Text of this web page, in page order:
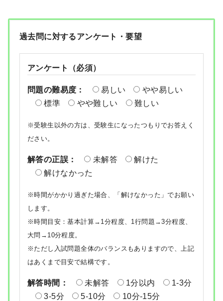
過去問に対するアンケート・要望
アンケート（必須）
問題の難易度： 易しい
やや易しい
標準
やや難しい 難しい
※受験生以外の方は、受験生になったつもりでお答えく
ださい。
解答の正誤： 未解答
解けた
解けなかった
※時間がかかり過ぎた場合、「解けなかった」でお願い
します。
※時間目安：基本計算→1分程度、1行問題→3分程度、
大問→10分程度。
※ただし入試問題全体のバランスもありますので、上記
はあくまで目安で結構です。
解答時間： 未解答 1分以内
1-3分
3-5分
5-10分
10分-15分